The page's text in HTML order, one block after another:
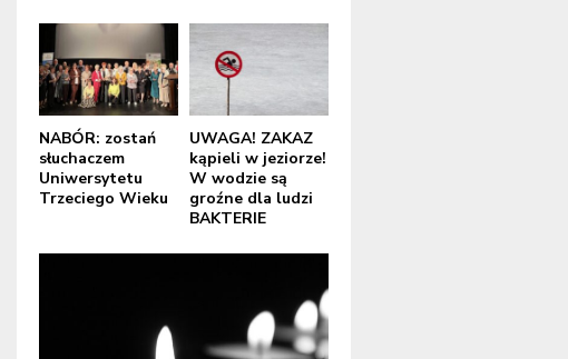
NABÓR: zostań
słuchaczem
Uniwersytetu
Trzeciego Wieku
UWAGA! ZAKAZ
kąpieli w jeziorze!
W wodzie są
groźne dla ludzi
BAKTERIE